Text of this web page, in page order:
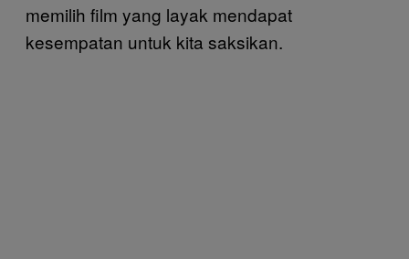
memilih film yang layak mendapat
kesempatan untuk kita saksikan.